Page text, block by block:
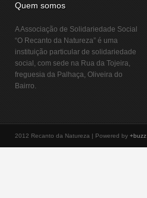
Quem somos
A Associação de Solidariedade Social
“O Recanto da Natureza” é uma
instituição particular de solidariedade
social, com sede na Rua da Tojeira,
freguesia da Palhaça, Oliveira do
Bairro.
2012 Recanto da Natureza | Powered by +buzz